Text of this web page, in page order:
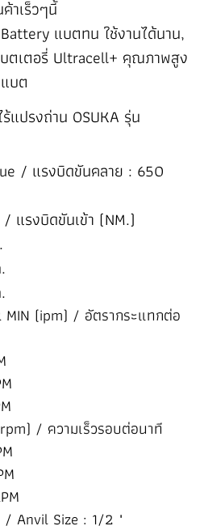
าเร็วๆนี้
แบตทน ใช้งานได้นาน,
ตเตอรี่ Ultracell+ คุณภาพสูง
บต
แปรงถ่าน OSUKA รุ่น
/ แรงบิดขันคลาย : 650
แรงบิดขันเข้า (NM.)
MIN (ipm) / อัตรากระแทกต่อ
/ ความเร็วรอบต่อนาที
Anvil Size : 1/2 "